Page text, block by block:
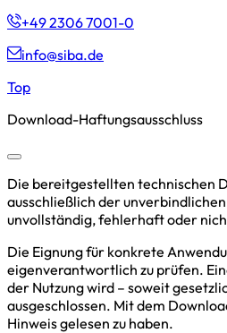
+49 2306 7001-0
info@siba.de
Top
Download-Haftungsausschluss
Die bereitgestellten technischen
ausschließlich der
unvollständig, fehlerhaft oder
Die Eignung für konkrete
eigenverantwortlich zu prüfen.
der Nutzung wird – soweit
ausgeschlossen. Mit dem
Hinweis gelesen zu haben.